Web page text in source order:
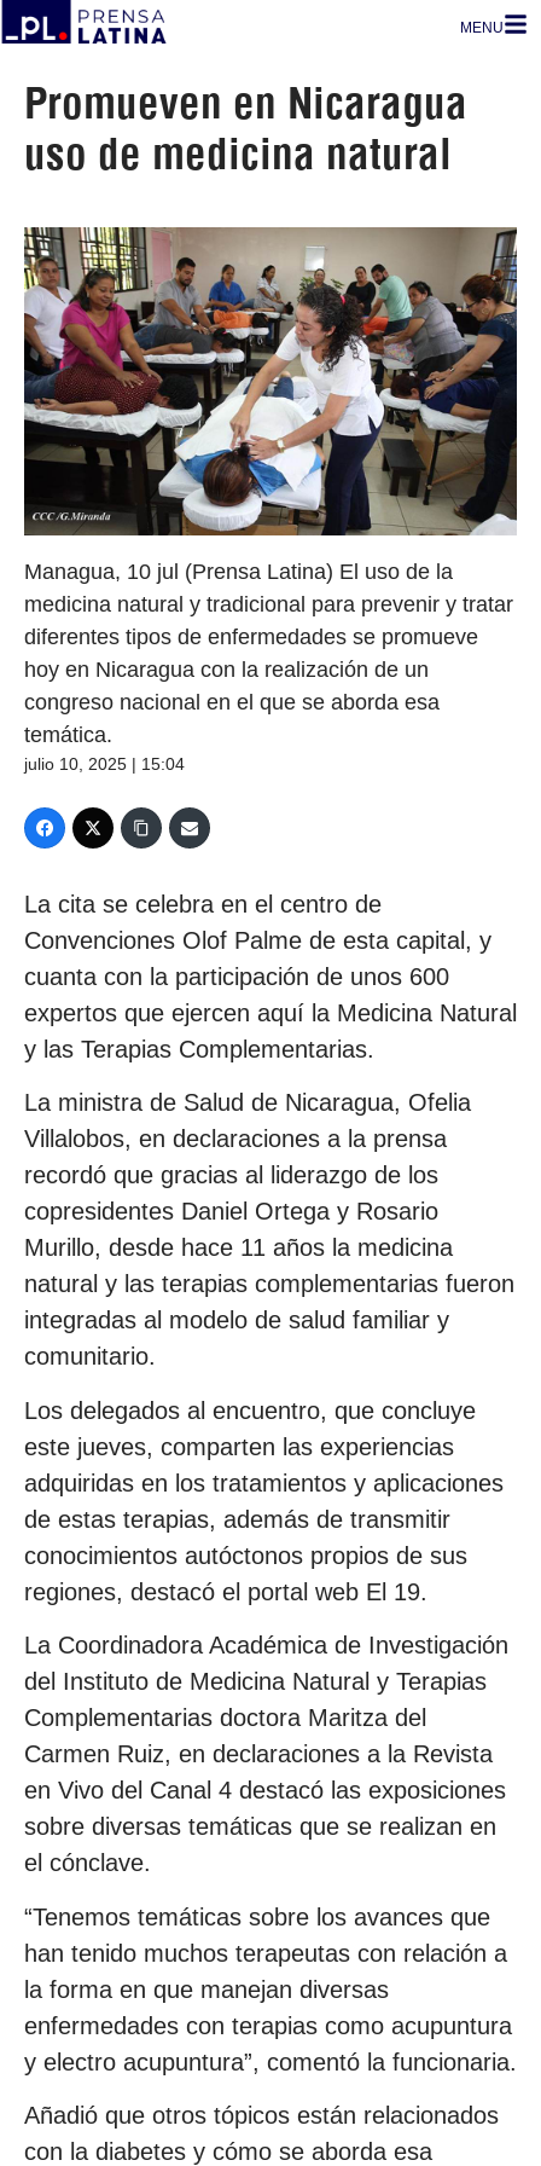
MENU
Promueven en Nicaragua
uso de medicina natural
Managua, 10 jul (Prensa Latina) El uso de la
medicina natural y tradicional para prevenir y tratar
diferentes tipos de enfermedades se promueve
hoy en Nicaragua con la realización de un
congreso nacional en el que se aborda esa
temática.
julio 10, 2025 | 15:04
La cita se celebra en el centro de
Convenciones Olof Palme de esta capital, y
cuanta con la participación de unos 600
expertos que ejercen aquí la Medicina Natural
y las Terapias Complementarias.
La ministra de Salud de Nicaragua, Ofelia
Villalobos, en declaraciones a la prensa
recordó que gracias al liderazgo de los
copresidentes Daniel Ortega y Rosario
Murillo, desde hace 11 años la medicina
natural y las terapias complementarias fueron
integradas al modelo de salud familiar y
comunitario.
Los delegados al encuentro, que concluye
este jueves, comparten las experiencias
adquiridas en los tratamientos y aplicaciones
de estas terapias, además de transmitir
conocimientos autóctonos propios de sus
regiones, destacó el portal web El 19.
La Coordinadora Académica de Investigación
del Instituto de Medicina Natural y Terapias
Complementarias doctora Maritza del
Carmen Ruiz, en declaraciones a la Revista
en Vivo del Canal 4 destacó las exposiciones
sobre diversas temáticas que se realizan en
el cónclave.
“Tenemos temáticas sobre los avances que
han tenido muchos terapeutas con relación a
la forma en que manejan diversas
enfermedades con terapias como acupuntura
y electro acupuntura”, comentó la funcionaria.
Añadió que otros tópicos están relacionados
con la diabetes y cómo se aborda esa